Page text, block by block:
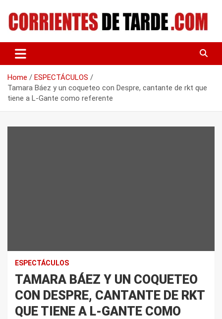
content
CORRIENTES DE TARDE
Home
ESPECTÁCULOS
Tamara Báez y un coqueteo con Despre, cantante de rkt que
tiene a L-Gante como referente
ESPECTÁCULOS
TAMARA BÁEZ Y UN COQUETEO
CON DESPRE, CANTANTE DE RKT
QUE TIENE A L-GANTE COMO